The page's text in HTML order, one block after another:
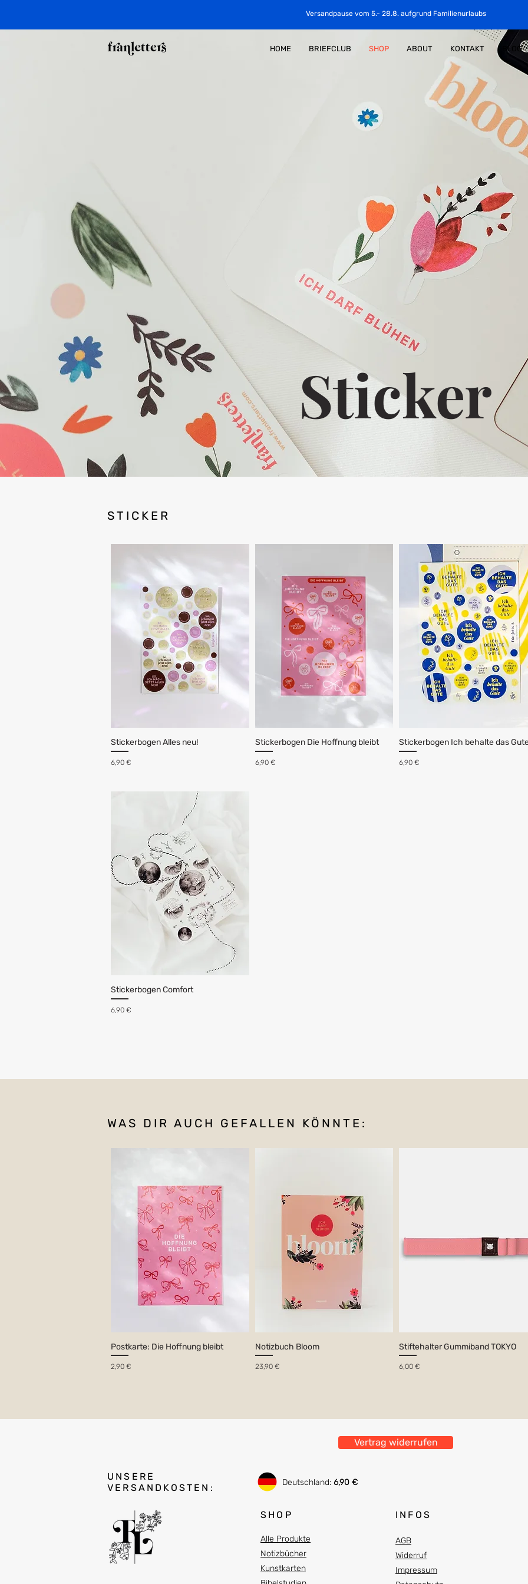
Versandpause vom 5.- 28.8. aufgrund Familienurlaubs
HOME BRIEFCLUB SHOP ABOUT KONTAKT BLOG
Sticker
STICKER
Stickerbogen Alles neu!
Preis
6,90 €
Stickerbogen Die Hoffnung bleibt
Preis
6,90 €
Stickerbogen Ich behalte das
Preis
6,90 €
Stickerbogen Comfort
Preis
6,90 €
WAS DIR AUCH GEFALLEN KÖNNTE:
Postkarte: Die Hoffnung bleibt
Preis
2,90 €
Notizbuch Bloom
Preis
23,90 €
Stiftehalter Gummiband TOKYO
Preis
6,00 €
Vertrag widerrufen
UNSERE
VERSANDKOSTEN:
Deutschland: 6,90 €
SHOP
Alle Produkte
Notizbücher
Kunstkarten
INFOS
AGB
Widerruf
Impressum